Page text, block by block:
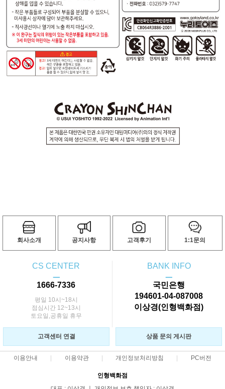
회사소개 공지사항 고객후기 1:1문의
CS CENTER
ㅡ
1666-7336
평일 10시~18시
점심시간 12~13시
토요일,공휴일 휴무
BANK INFO
ㅡ
국민은행
194601-04-087008
이상경(인형백화점)
고객센터 연결 상품 문의 게시판
이용안내 이용약관 개인정보처리방침 PC버전
인형백화점